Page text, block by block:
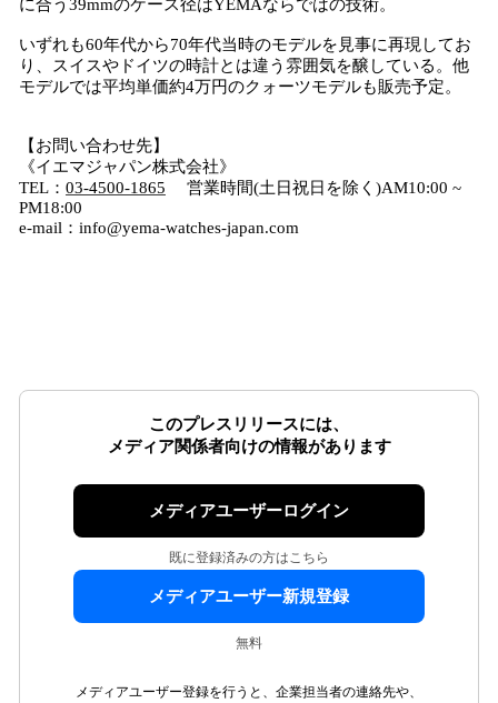
に合う39mmのケース径はYEMAならではの技術。
いずれも60年代から70年代当時のモデルを見事に再現してお
り、スイスやドイツの時計とは違う雰囲気を醸している。他
モデルでは平均単価約4万円のクォーツモデルも販売予定。
【お問い合わせ先】
《イエマジャパン株式会社》
TEL： 03-4500-1865 営業時間(土日祝日を除く)AM10:00 ~
PM18:00
e-mail：info@yema-watches-japan.com
このプレスリリースには、
メディア関係者向けの情報があります
メディアユーザーログイン
既に登録済みの方はこちら
メディアユーザー新規登録
無料
メディアユーザー登録を行うと、企業担当者の連絡先や、